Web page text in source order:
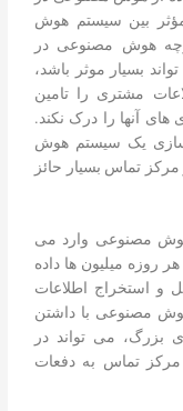
بین سیستم هوش
هوش مصنوعی در
بسیار موثر باشد،
مشتری را تامین
های آنها را درک نکند.
سازی یک سیستم هوش
تماس بسیار حائز
مصنوعی وارد می
روزه میلیون ها داده
و استخراج اطلاعات
مصنوعی با داشتن
بزرگ، می تواند در
مرکز تماس به دفعات